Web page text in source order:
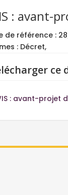
: avant-
de référence :
: Décret,
ce
: avant-projet